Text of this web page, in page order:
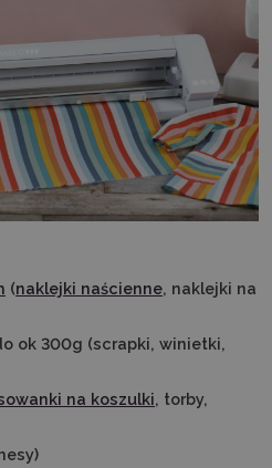
(naklejki naścienne, naklejki na
ok 300g (scrapki, winietki,
na koszulki, torby,